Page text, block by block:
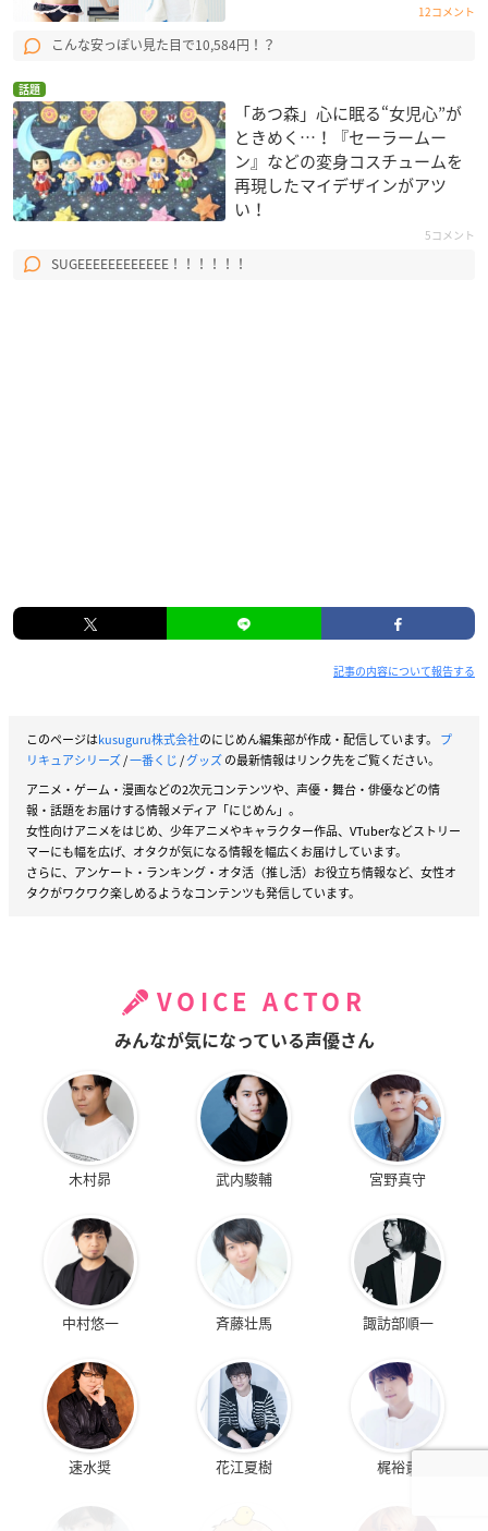
12コメント
こんな安っぽい見た目で10,584円！？
話題
「あつ森」心に眠る“女児心”が
ときめく…！『セーラームー
ン』などの変身コスチュームを
再現したマイデザインがアツ
い！
5コメント
SUGEEEEEEEEEEEE！！！！！！
記事の内容について報告する
このページはkusuguru株式会社のにじめん編集部が作成・配信しています。 プ
リキュアシリーズ/一番くじ/グッズの最新情報はリンク先をご覧ください。
アニメ・ゲーム・漫画などの2次元コンテンツや、声優・舞台・俳優などの情
報・話題をお届けする情報メディア「にじめん」。
女性向けアニメをはじめ、少年アニメやキャラクター作品、VTuberなどストリー
マーにも幅を広げ、オタクが気になる情報を幅広くお届けしています。
さらに、アンケート・ランキング・オタ活（推し活）お役立ち情報など、女性オ
タクがワクワク楽しめるようなコンテンツも発信しています。
VOICE ACTOR
みんなが気になっている声優さん
木村昴 武内駿輔 宮野真守
中村悠一 斉藤壮馬 諏訪部順一
速水奨 花江夏樹 梶裕貴